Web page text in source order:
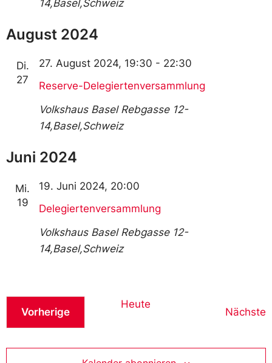
14,Basel,Schweiz
August 2024
Di.
27
Reserve-Delegiertenversammlung
27. August 2024, 19:30 - 22:30
Volkshaus Basel Rebgasse 12-
14,Basel,Schweiz
Juni 2024
Mi.
19
Delegiertenversammlung
19. Juni 2024, 20:00
Volkshaus Basel Rebgasse 12-
14,Basel,Schweiz
VorherigeVeranstaltungen
Heute
Nächste